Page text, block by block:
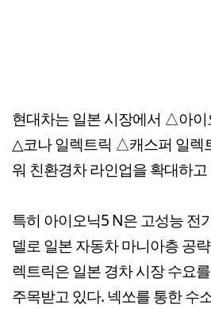
현대차는 일본 시장에서 △아
△코나 일렉트릭 △캐스퍼 일렉
워 친환경차 라인업을 확대하고
특히 아이오닉5 N은 고성능 전
델로 일본 자동차 마니아층 공
렉트릭은 일본 경차 시장 수요
주목받고 있다. 넥쏘를 통한 수